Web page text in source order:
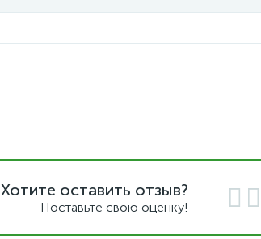
Хотите оставить отзыв?
Поставьте свою оценку!